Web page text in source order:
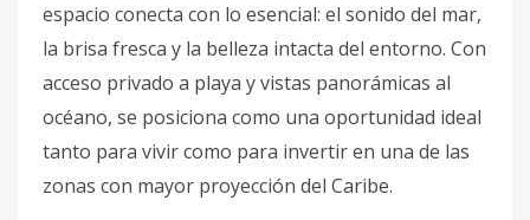
espacio conecta con lo esencial: el sonido del mar,
la brisa fresca y la belleza intacta del entorno. Con
acceso privado a playa y vistas panorámicas al
océano, se posiciona como una oportunidad ideal
tanto para vivir como para invertir en una de las
zonas con mayor proyección del Caribe.